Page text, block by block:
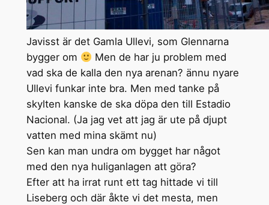
Javisst är det Gamla Ullevi, som Glennarna
bygger om
Men de har ju problem med
vad ska de kalla den nya arenan? ännu nyare
Ullevi funkar inte bra. Men med tanke på
skylten kanske de ska döpa den till Estadio
Nacional. (Ja jag vet att jag är ute på djupt
vatten med mina skämt nu)
Sen kan man undra om bygget har något
med den nya huliganlagen att göra?
Efter att ha irrat runt ett tag hittade vi till
Liseberg och där åkte vi det mesta, men